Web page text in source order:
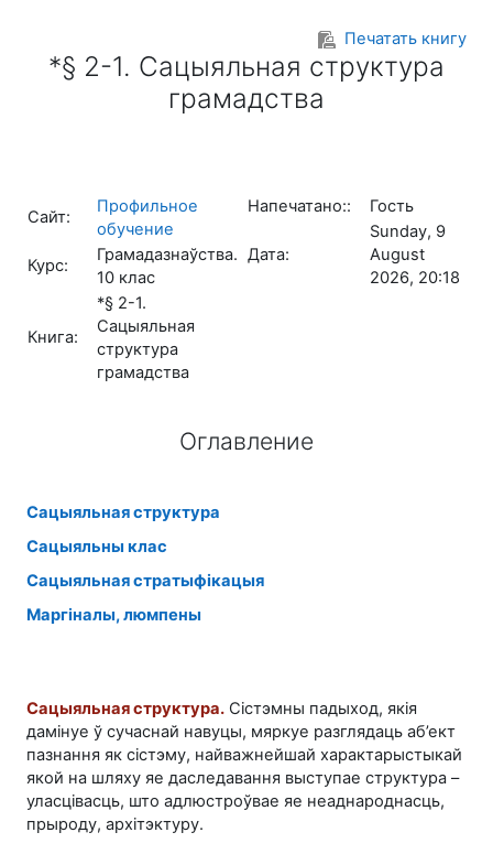
Печатать книгу
*§ 2-1. Сацыяльная структура
грамадства
Сайт:
Профильное
обучение
Курс:
Грамадазнаўства.
10 клас
Книга:
*§ 2-1.
Сацыяльная
структура
грамадства
Напечатано:: Гость
Дата:
Sunday, 9
August
2026, 20:18
Оглавление
Сацыяльная структура
Сацыяльны клас
Сацыяльная стратыфікацыя
Маргіналы, люмпены
Сацыяльная структура. Сістэмны падыход, якія
дамінуе ў сучаснай навуцы, мяркуе разглядаць аб’ект
пазнання як сістэму, найважнейшай характарыстыкай
якой на шляху яе даследавання выступае структура –
уласцівасць, што адлюстроўвае яе неаднароднасць,
прыроду, архітэктуру.